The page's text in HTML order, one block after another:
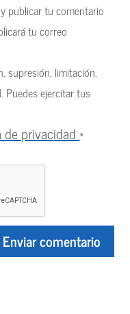
publicar tu comentario
tu correo
supresión, limitación,
Puedes ejercitar tus
de privacidad*